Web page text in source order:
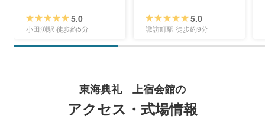
5.0
小田渕駅 徒歩約5分
5.0
諏訪町駅 徒歩約9分
東海典礼 上宿会館の
アクセス・式場情報